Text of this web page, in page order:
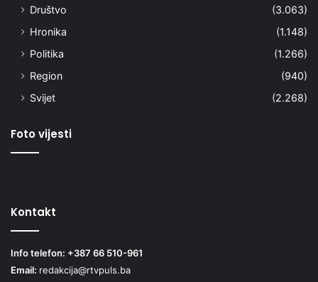
Društvo
(3.063)
Hronika
(1.148)
Politika
(1.266)
Region
(940)
Svijet
(2.268)
Foto vijesti
Kontakt
Info telefon: +387 66 510-961
Email: redakcija@rtvpuls.ba